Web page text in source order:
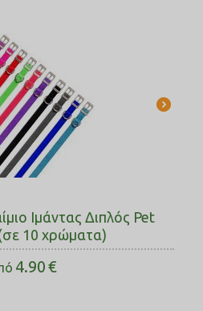
Ιμάντας Διπλός Pet
10 χρώματα)
4.90€